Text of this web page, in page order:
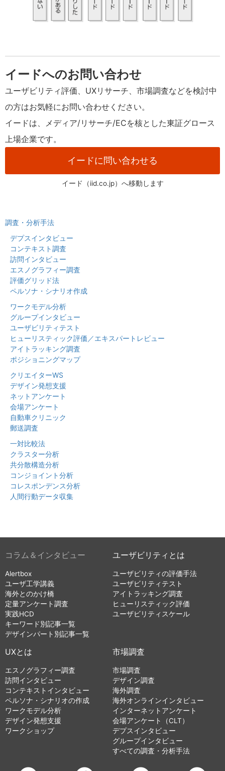
イードへのお問い合わせ
ユーザビリティ評価、UXリサーチ、市場調査などを検討中
の方はお気軽にお問い合わせください。
イードは、メディア/リサーチ/ECを核とした東証グロース
上場企業です。
イードに問い合わせる
イード（iid.co.jp）へ移動します
調査・分析手法
デプスインタビュー
コンテキスト調査
訪問インタビュー
エスノグラフィー調査
評価グリッド法
ペルソナ・シナリオ作成
ワークモデル分析
グループインタビュー
ユーザビリティテスト
ヒューリスティック評価／エキスパートレビュー
アイトラッキング調査
ポジショニングマップ
クリエイターWS
デザイン発想支援
ネットアンケート
会場アンケート
自動車クリニック
郵送調査
一対比較法
クラスター分析
共分散構造分析
コンジョイント分析
コレスポンデンス分析
人間行動データ収集
コラム＆インタビュー
Alertbox
ユーザ工学講義
海外とのかけ橋
定量アンケート調査
実践HCD
キーワード別記事一覧
デザインパート別記事一覧
ユーザビリティとは
ユーザビリティの評価手法
ユーザビリティテスト
アイトラッキング調査
ヒューリスティック評価
ユーザビリティスケール
UXとは
エスノグラフィー調査
訪問インタビュー
コンテキストインタビュー
ペルソナ・シナリオの作成
ワークモデル分析
デザイン発想支援
ワークショップ
市場調査
市場調査
デザイン調査
海外調査
海外オンラインインタビュー
インターネットアンケート
会場アンケート（CLT）
デプスインタビュー
グループインタビュー
すべての調査・分析手法